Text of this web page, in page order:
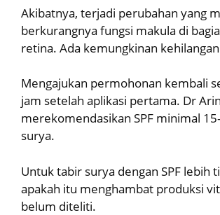
Akibatnya, terjadi perubahan yang
berkurangnya fungsi makula di
retina. Ada kemungkinan
Mengajukan permohonan kembali
jam setelah aplikasi pertama. Dr
merekomendasikan SPF minimal
surya.
Untuk tabir surya dengan SPF lebih
apakah itu menghambat produksi
belum diteliti.